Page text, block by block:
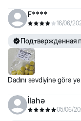
F****
16/06/
Подтвержденная
Dadını sevdiyinə görə
İlahə
05/06/